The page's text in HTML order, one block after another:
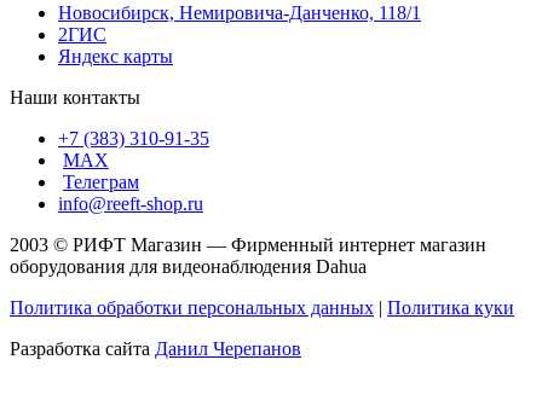
Новосибирск, Немировича-Данченко, 118/1
2ГИС
Яндекс карты
Наши контакты
+7 (383) 310-91-35
МАХ
Телеграм
info@reeft-shop.ru
2003 © РИФТ Магазин — Фирменный интернет магазин
оборудования для видеонаблюдения Dahua
Политика обработки персональных данных | Политика куки
Разработка сайта Данил Черепанов